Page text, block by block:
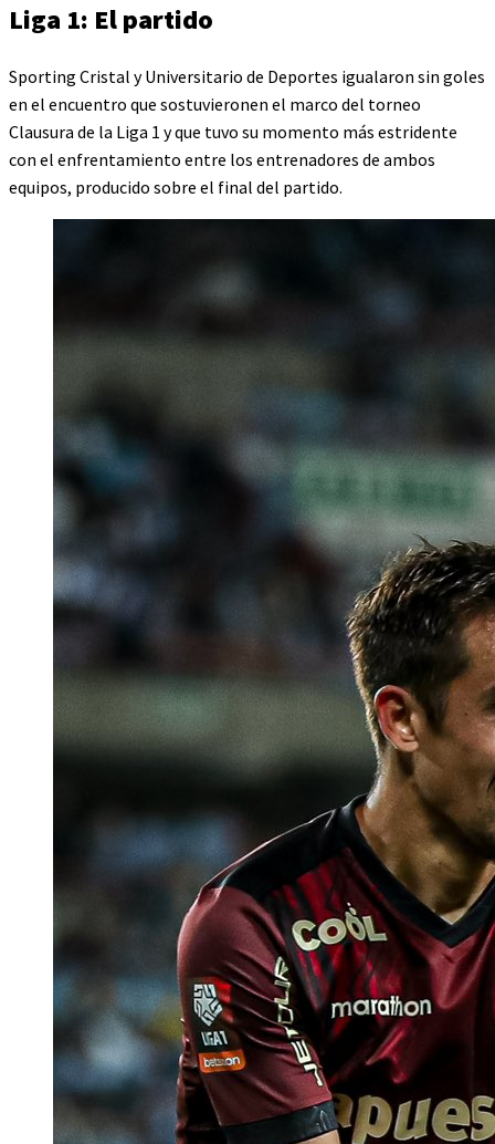
Liga 1: El partido
Sporting Cristal y Universitario de Deportes igualaron sin goles
en el encuentro que sostuvieronen el marco del torneo
Clausura de la Liga 1 y que tuvo su momento más estridente
con el enfrentamiento entre los entrenadores de ambos
equipos, producido sobre el final del partido.